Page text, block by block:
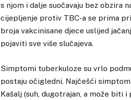
s njom i dalje suočavaju bez obzira
cijepljenje protiv TBC-a se prima
broja vakcinisane djece uslijed
pojaviti sve više slučajeva.
Simptomi tuberkuloze su vrlo
postaju očigledni. Najčešći
Kašalj (suh, dugotrajan, a može biti